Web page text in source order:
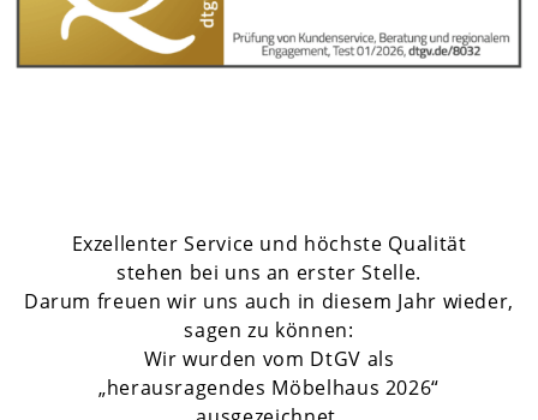
Exzellenter Service und höchste Qualität
stehen bei uns an erster Stelle.
Darum freuen wir uns auch in diesem Jahr wieder,
sagen zu können:
Wir wurden vom DtGV als
„herausragendes Möbelhaus 2026“